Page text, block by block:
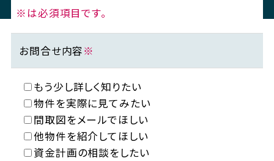
※は必須項目です。
お問合せ内容※
もう少し詳しく知りたい
物件を実際に見てみたい
間取図をメールでほしい
他物件を紹介してほしい
資金計画の相談をしたい